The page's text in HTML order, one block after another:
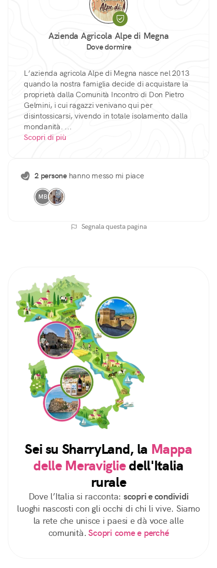
Azienda Agricola Alpe di Megna
Dove dormire
L’azienda agricola Alpe di Megna nasce nel 2013
quando la nostra famiglia decide di acquistare la
proprietà dalla Comunità Incontro di Don Pietro
Gelmini, i cui ragazzi venivano qui per
disintossicarsi, vivendo in totale isolamento dalla
mondanità. ...
Scopri di più
2 personehanno messo mi piace
MB
Segnala questa pagina
Sei su SharryLand, la Mappa
delle Meravigliedell'Italia
rurale
Dove l’Italia si racconta: scopri e condividi
luoghi nascosti con gli occhi di chi li vive. Siamo
la rete che unisce i paesi e dà voce alle
comunità. Scopri come e perché